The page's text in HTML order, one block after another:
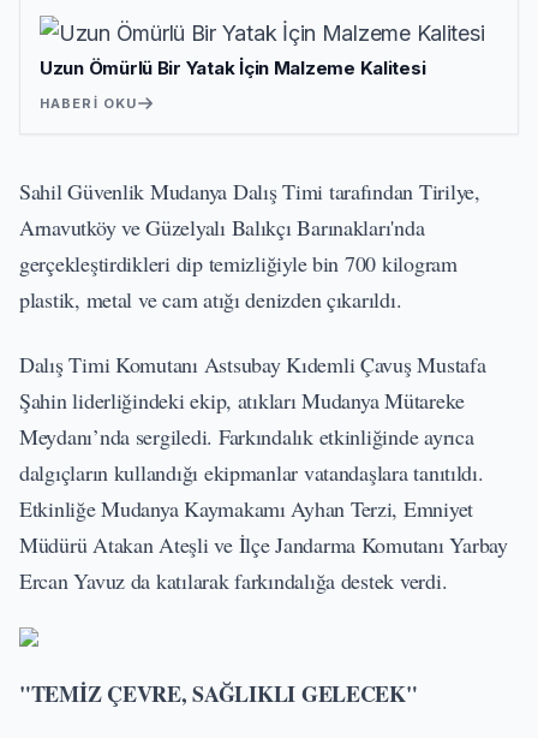
Uzun Ömürlü Bir Yatak İçin Malzeme Kalitesi
HABERI OKU
Sahil Güvenlik Mudanya Dalış Timi tarafından Tirilye,
Arnavutköy ve Güzelyalı Balıkçı Barınakları'nda
gerçekleştirdikleri dip temizliğiyle bin 700 kilogram
plastik, metal ve cam atığı denizden çıkarıldı.
Dalış Timi Komutanı Astsubay Kıdemli Çavuş Mustafa
Şahin liderliğindeki ekip, atıkları Mudanya Mütareke
Meydanı’nda sergiledi. Farkındalık etkinliğinde ayrıca
dalgıçların kullandığı ekipmanlar vatandaşlara tanıtıldı.
Etkinliğe Mudanya Kaymakamı Ayhan Terzi, Emniyet
Müdürü Atakan Ateşli ve İlçe Jandarma Komutanı Yarbay
Ercan Yavuz da katılarak farkındalığa destek verdi.
"TEMİZ ÇEVRE, SAĞLIKLI GELECEK"